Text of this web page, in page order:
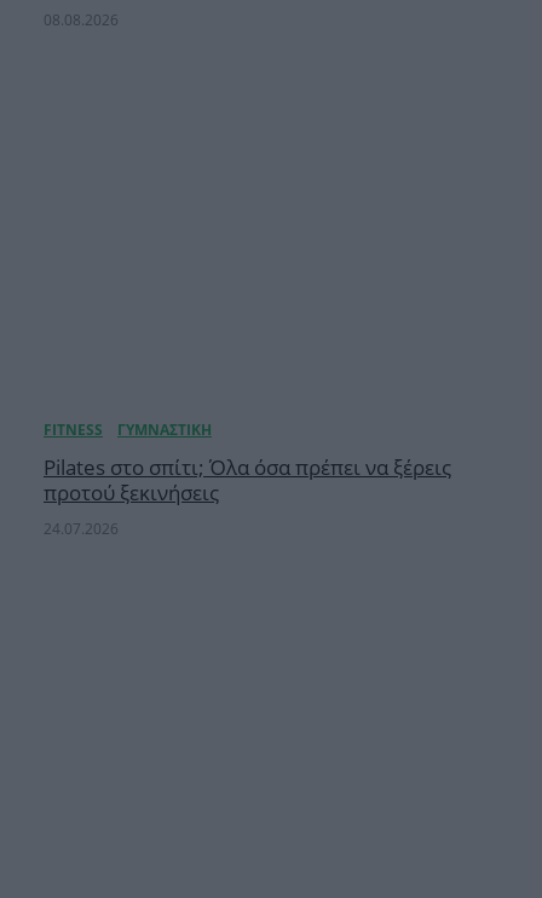
08.08.2026
Pilates στο σπίτι; Όλα όσα πρέπει να ξέρεις
προτού ξεκινήσεις
24.07.2026